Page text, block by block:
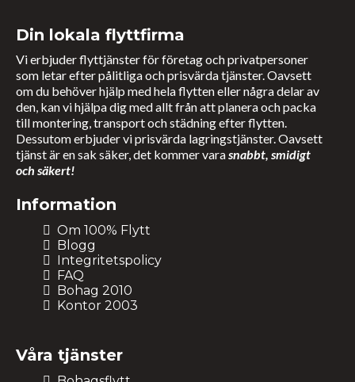
Din lokala flyttfirma
Vi erbjuder flyttjänster för företag och privatpersoner
som letar efter pålitliga och prisvärda tjänster. Oavsett
om du behöver hjälp med hela flytten eller några delar av
den, kan vi hjälpa dig med allt från att planera och packa
till montering, transport och städning efter flytten.
Dessutom erbjuder vi prisvärda lagringstjänster. Oavsett
tjänst är en sak säker, det kommer varasnabbt, smidigt
och säkert!
Information
Om 100% Flytt
Blogg
Integritetspolicy
FAQ
Bohag 2010
Kontor 2003
Våra tjänster